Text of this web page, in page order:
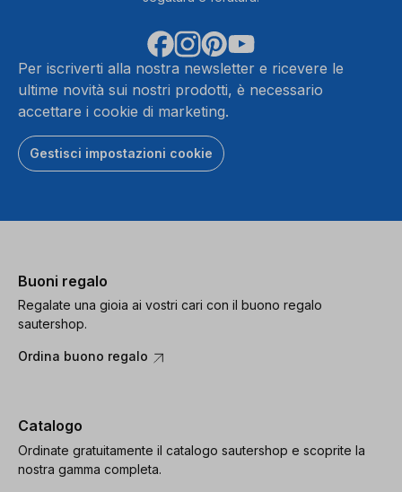
informazioni
Accetta
powered
by
Usercentrics
Per iscriverti alla nostra newsletter e ricevere le
ultime novità sui nostri prodotti, è necessario
accettare i cookie di marketing.
Gestisci impostazioni cookie
Buoni regalo
Regalate una gioia ai vostri cari con il buono regalo
sautershop.
Ordina buono regalo
Catalogo
Ordinate gratuitamente il catalogo sautershop e scoprite la
nostra gamma completa.